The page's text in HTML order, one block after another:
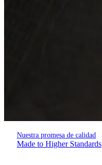
Nuestra promesa de calidad
Made to Higher Standards